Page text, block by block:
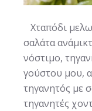
Χταπόδι
σαλάτα
νόστιμο,
γούστου μου,
τηγανητός με
τηγανητές